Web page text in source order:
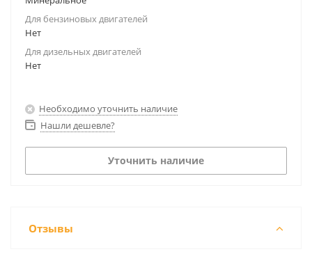
Для бензиновых двигателей
Нет
Для дизельных двигателей
Нет
Необходимо уточнить наличие
Нашли дешевле?
Уточнить наличие
Отзывы